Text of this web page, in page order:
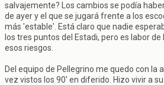
salvajemente? Los cambios se podía
de ayer y el que se jugará frente a los
más 'estable'. Está claro que nadie
los tres puntos del Estadi, pero es labor
esos riesgos.
Del equipo de Pellegrino me quedo con la
vez vistos los 90' en diferido. Hizo vivir a